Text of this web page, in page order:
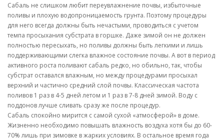
Сабаль не слишком любит переувлажнение почвы, избыточные
поливы и плохую водопроницаемость грунта. Поэтому процедуры
для него всегда должны быть нечастыми, проводиться с учетом
темпа просыхания субстрата в горшке. Даже зимой он не должен
полностью пересыхать, но поливы должны быть легкими и лишь
поддерживающими слегка влажное состояние почвы. А вот в период
активного роста поливают сабаль редко, но обильно, так, чтобы
субстрат оставался влажным, но между процедурами просыхал
верхний и частично средний слой почвы. Классическая частота
поливов 1 раз в 4-5 дней летом и 1 раз в 7-8 дней зимой. Воду с
поддонов лучше сливать сразу же после процедур.
Сабаль спокойно мирится с самой сухой «атмосферой» в доме.
Жизненно необходимо повышать влажность воздуха хотя бы до 60-
70% лишь при зимовке в жарких условиях. В остальное время года